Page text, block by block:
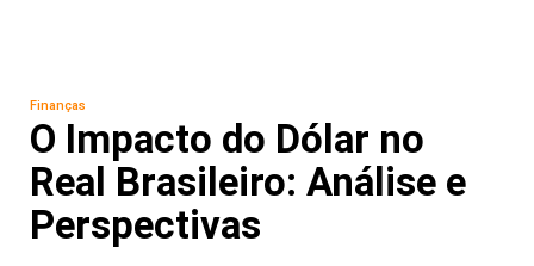
Finanças
O Impacto do Dólar no
Real Brasileiro: Análise e
Perspectivas